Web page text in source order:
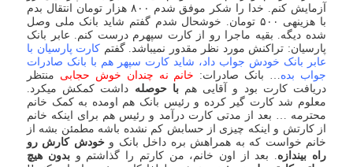
آزمایش کنم. خدا را شکر موفق شدم ۸۰۰ هزار تومان انتقال بدم
با هزینه‏ی ۵۰۰ تومان. خوشحال شدم گفتم شاید بانک ملی وصل
شده دیگه. بقیه ماجرا رو از کارت سپهرم درست کنم. عابر بانک
پارسیان: تراکنش مورد نظر مقدور نمی‏باشد. گفتم کارت پارسیان با
عابر بانک خودش جواب داد، شاید کارت سپهر هم با بانک صادرات
جواب بده … بانک صادرات: خانم نه چندان خوش حجابی منتظر
دریافت کارت بود و آقایی همبا حوصله داشت کمکش می‏کرد.
معلوم شد کارت گیر کرده و رئیس بانک هم اومده به کمک خانم
محترمه … بعد از مدتی کارت درآمد و رئیس هم برای اینکه خانم
از کارتش و اینکه چیزی از حسابش کم نشده باشه مطمئن بشه از
خانم خواست که به همراهش بره داخل بانک وخودش کارش رو
راه بیندازه . بعد از اون خانم، من کارتم را گذاشتم وبدون هیچ